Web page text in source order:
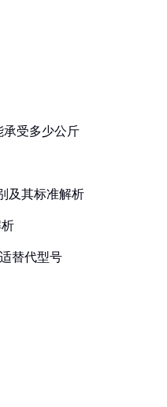
承受多少公斤
及其标准解析
替代型号